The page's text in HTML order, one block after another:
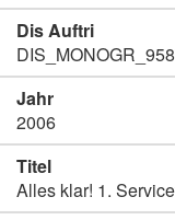
Dis Auftri
Jahr
2006
Titel
Alles klar! 1.